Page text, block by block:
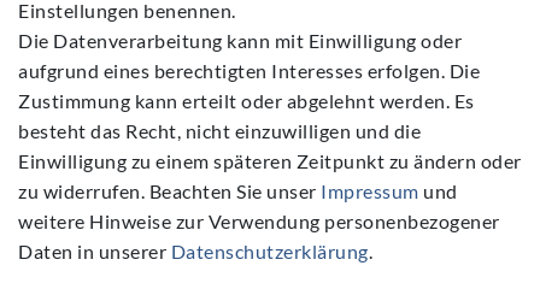
Folgen Sie Uns
Einstellungen benennen.
Die Datenverarbeitung kann mit Einwilligung oder
aufgrund eines berechtigten Interesses erfolgen. Die
Zustimmung kann erteilt oder abgelehnt werden. Es
besteht das Recht, nicht einzuwilligen und die
Einwilligung zu einem späteren Zeitpunkt zu ändern oder
zu widerrufen. Beachten Sie unser Impressum und
weitere Hinweise zur Verwendung personenbezogener
Daten in unserer Daten­schutz­erklärung.